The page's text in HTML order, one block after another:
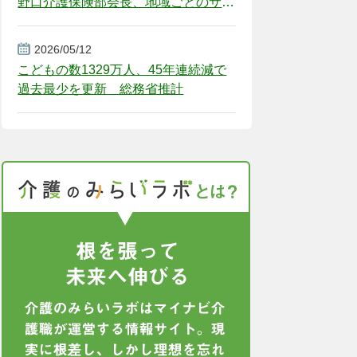
2026/05/12
こどもの数1329万人、45年連続減で
過去最少を更新 総務省推計